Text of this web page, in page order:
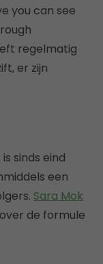
you can see
regelmatig
er zijn
sinds eind
een
Sara Mok
de formule